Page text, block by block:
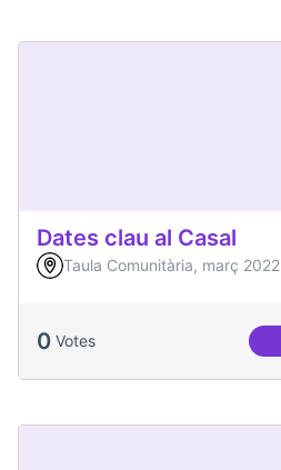
Dates clau al Casal
Taula Comunitària, març 2022
0 Votes